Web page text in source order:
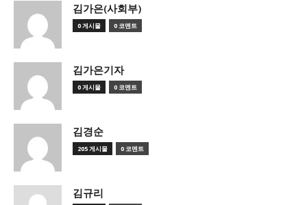
김가은(사회부)
0 게시물 0 코멘트
김가은기자
0 게시물 0 코멘트
김경순
205 게시물 0 코멘트
김규리